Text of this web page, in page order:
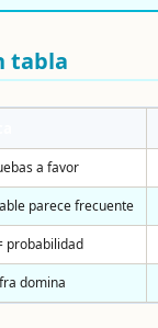
tabla
a favor
parece frecuente
probabilidad
domina